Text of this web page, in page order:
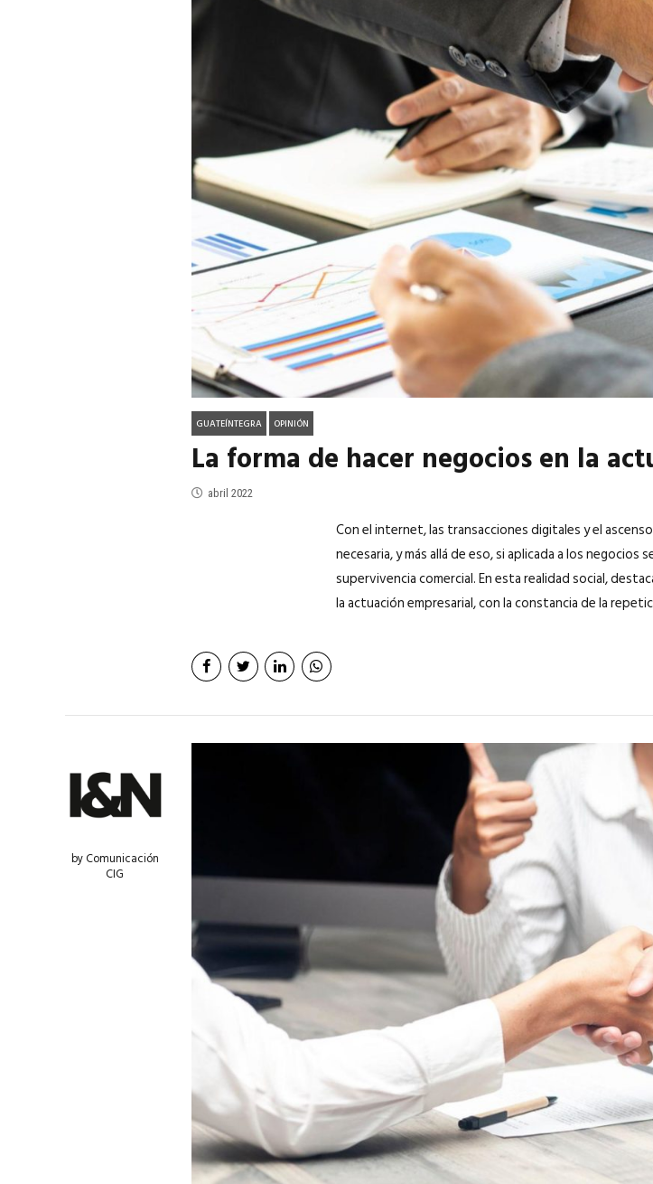
GUATEÍNTEGRA OPINIÓN
La forma de hacer negocios en la
abril 2022
Con el internet, las transacciones digitales y el
necesaria, y más allá de eso, si aplicada a los
supervivencia comercial. En esta realidad social,
la actuación empresarial, con la constancia de la
by Comunicación
CIG